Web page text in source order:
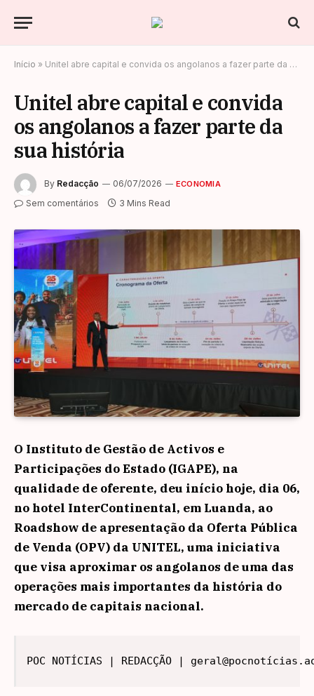
Início » Unitel abre capital e convida os angolanos a fazer parte da sua história
Unitel abre capital e convida
os angolanos a fazer parte da
sua história
By Redacção 06/07/2026 ECONOMIA
Sem comentários 3 Mins Read
O Instituto de Gestão de Activos e
Participações do Estado (IGAPE), na
qualidade de oferente, deu início hoje, dia 06,
no hotel InterContinental, em Luanda, ao
Roadshow de apresentação da Oferta Pública
de Venda (OPV) da UNITEL, uma iniciativa
que visa aproximar os angolanos de uma das
operações mais importantes da história do
mercado de capitais nacional.
POC NOTÍCIAS | REDACÇÃO |